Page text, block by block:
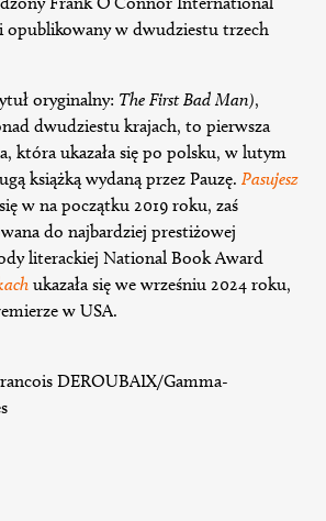
opublikowany w dwudziestu trzech
oryginalny: The First Bad Man),
dwudziestu krajach, to pierwsza
która ukazała się po polsku, w lutym
książką wydaną przez Pauzę. Pasujesz
w na początku 2019 roku, zaś
do najbardziej prestiżowej
literackiej National Book Award
ukazała się we wrześniu 2024 roku,
w USA.
DEROUBAIX/Gamma-